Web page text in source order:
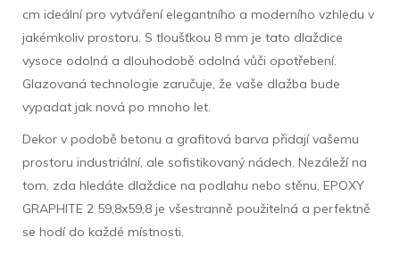
cm ideální pro vytváření elegantního a moderního vzhledu v
jakémkoliv prostoru. S tloušťkou 8 mm je tato dlaždice
vysoce odolná a dlouhodobě odolná vůči opotřebení.
Glazovaná technologie zaručuje, že vaše dlažba bude
vypadat jak nová po mnoho let.
Dekor v podobě betonu a grafitová barva přidají vašemu
prostoru industriální, ale sofistikovaný nádech. Nezáleží na
tom, zda hledáte dlaždice na podlahu nebo stěnu, EPOXY
GRAPHITE 2 59,8x59,8 je všestranně použitelná a perfektně
se hodí do každé místnosti.